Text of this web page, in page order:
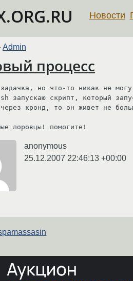
Новости
Admin
процесс
но что-то никак не могу
запускаю скрипт, который
через кронд, то он живет не
лоровцы! помогите!
anonymous
25.12.2007 22:46:13 +00:00